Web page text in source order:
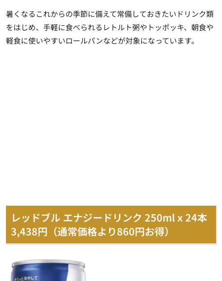
暑くなるこれからの季節に備えて常備しておきたいドリンク類
をはじめ、手軽に食べられるレトルト粥やトッポッキ、朝食や
軽食に使いやすいロールパンなどが対象になっています。
レッドブル エナジードリンク 250ml x 24本
3,438円（通常価格より860円お得）